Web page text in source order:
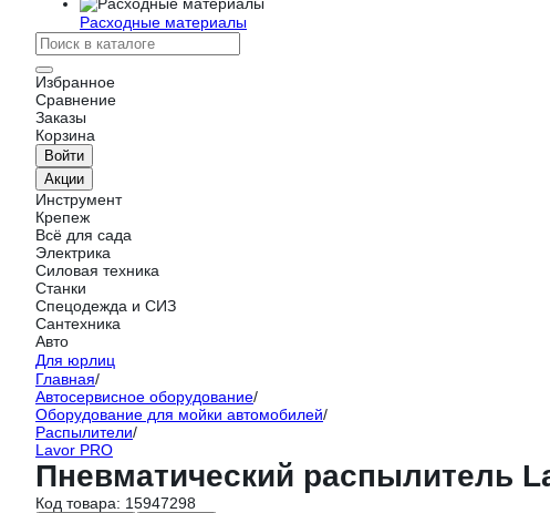
Расходные материалы
Избранное
Сравнение
Заказы
Корзина
Войти
Акции
Инструмент
Крепеж
Всё для сада
Электрика
Силовая техника
Станки
Спецодежда и СИЗ
Сантехника
Авто
Для юрлиц
Главная/
Автосервисное оборудование/
Оборудование для мойки автомобилей/
Распылители/
Lavor PRO
Пневматический распылитель
Код товара: 15947298